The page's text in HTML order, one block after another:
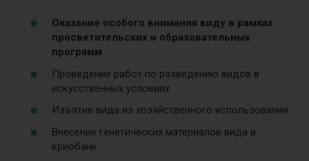
Оказание особого внимания виду в рамках
просветительских и образовательных
программ
Проведение работ по разведению видов в
искусственных условиях
Изъятие вида из хозяйственного использования
Внесение генетических материалов вида в
криобанк